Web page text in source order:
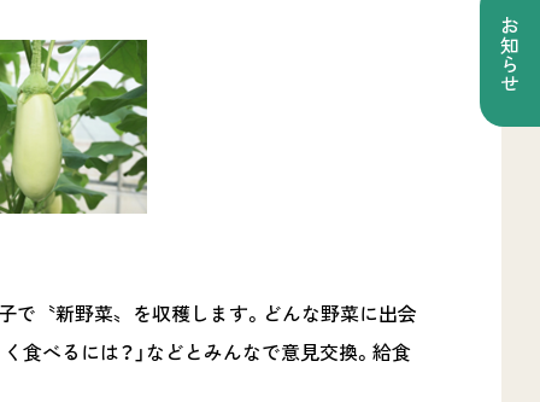
で〝新野菜〟を収穫します。どんな野菜に出会
食べるには？」などとみんなで意見交換。給食
お知らせ